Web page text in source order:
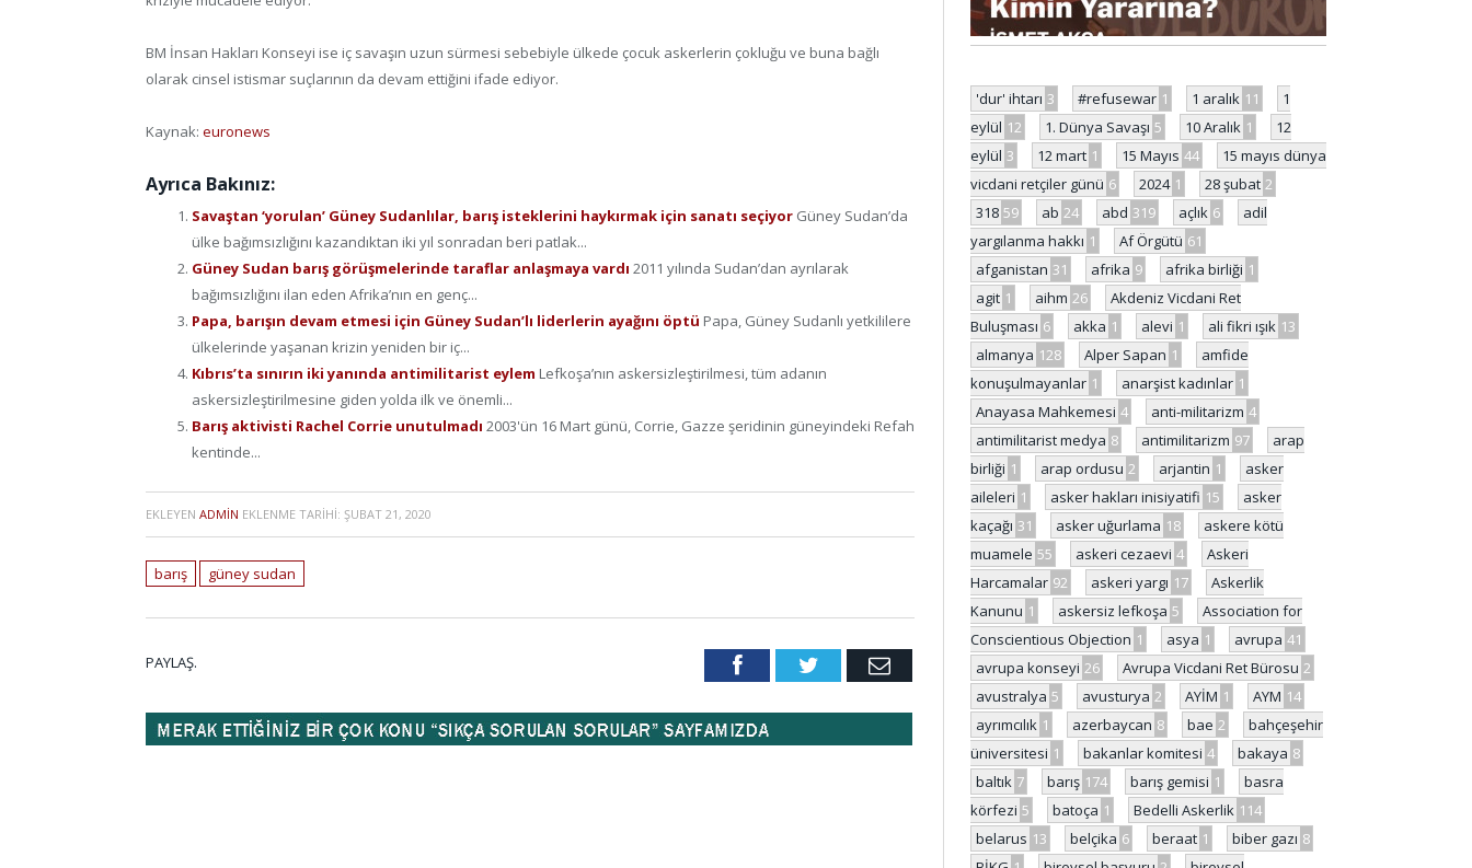
BM İnsan Hakları Konseyi ise iç savaşın uzun sürmesi sebebiyle ülkede çocuk askerlerin çokluğu ve buna bağlı
olarak cinsel istismar suçlarının da devam ettiğini ifade ediyor.
Kaynak: euronews
Ayrıca Bakınız:
Savaştan ‘yorulan’ Güney Sudanlılar, barış isteklerini haykırmak için sanatı seçiyor Güney Sudan’da
ülke bağımsızlığını kazandıktan iki yıl sonradan beri patlak...
Güney Sudan barış görüşmelerinde taraflar anlaşmaya vardı 2011 yılında Sudan’dan ayrılarak
bağımsızlığını ilan eden Afrika’nın en genç...
Papa, barışın devam etmesi için Güney Sudan’lı liderlerin ayağını öptü Papa, Güney Sudanlı yetkililere
ülkelerinde yaşanan krizin yeniden bir iç...
Kıbrıs’ta sınırın iki yanında antimilitarist eylem Lefkoşa’nın askersizleştirilmesi, tüm adanın
askersizleştirilmesine giden yolda ilk ve önemli...
Barış aktivisti Rachel Corrie unutulmadı 2003'ün 16 Mart günü, Corrie, Gazze şeridinin güneyindeki Refah
kentinde...
EKLEYEN ADMIN EKLENME TARIHI: ŞUBAT 21, 2020
barış güney sudan
PAYLAŞ. FacebookTwitter Email
'dur' ihtarı 3 #refusewar 1 1 aralık 11
1
eylül 12 1. Dünya Savaşı 5 10 Aralık 1
12
eylül 3 12 mart 1 15 Mayıs 44
15 mayıs dünya
vicdani retçiler günü 6 2024 1 28 şubat 2
318 59 ab 24 abd 319 açlık 6
adil
yargılanma hakkı 1 Af Örgütü 61
afganistan 31 afrika 9 afrika birliği 1
agit 1 aihm 26
Akdeniz Vicdani Ret
Buluşması 6 akka 1 alevi 1 ali fikri ışık 13
almanya 128 Alper Sapan 1
amfide
konuşulmayanlar 1 anarşist kadınlar 1
Anayasa Mahkemesi 4 anti-militarizm 4
antimilitarist medya 8 antimilitarizm 97
arap
birliği 1 arap ordusu 2 arjantin 1
asker
aileleri 1 asker hakları inisiyatifi 15
asker
kaçağı 31 asker uğurlama 18
askere kötü
muamele 55 askeri cezaevi 4
Askeri
Harcamalar 92 askeri yargı 17
Askerlik
Kanunu 1 askersiz lefkoşa 5
Association for
Conscientious Objection 1 asya 1 avrupa 41
avrupa konseyi 26 Avrupa Vicdani Ret Bürosu 2
avustralya 5 avusturya 2 AYİM 1 AYM 14
ayrımcılık 1 azerbaycan 8 bae 2
bahçeşehir
üniversitesi 1 bakanlar komitesi 4 bakaya 8
baltık 7 barış 174 barış gemisi 1
basra
körfezi 5 batoça 1 Bedelli Askerlik 114
belarus 13 belçika 6 beraat 1 biber gazı 8